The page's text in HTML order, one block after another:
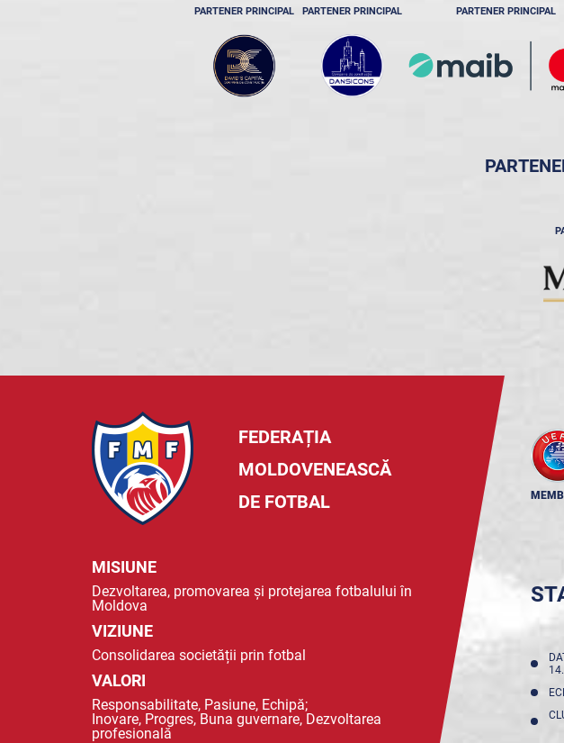
PARTENER PRINCIPAL PARTENER PRINCIPAL PARTENER PRINCIPAL
FEDERAȚIA
MOLDOVENEASCĂ
DE FOTBAL
MISIUNE
Dezvoltarea, promovarea și protejarea fotbalului în
Moldova
VIZIUNE
Consolidarea societății prin fotbal
VALORI
Responsabilitate, Pasiune, Echipă;
Inovare, Progres, Buna guvernare, Dezvoltarea
profesională